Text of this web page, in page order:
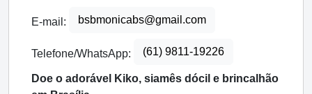
E-mail: bsbmonicabs@gmail.com
Telefone/WhatsApp: (61) 9811-19226
Doe o adorável Kiko, siamês dócil e brincalhão